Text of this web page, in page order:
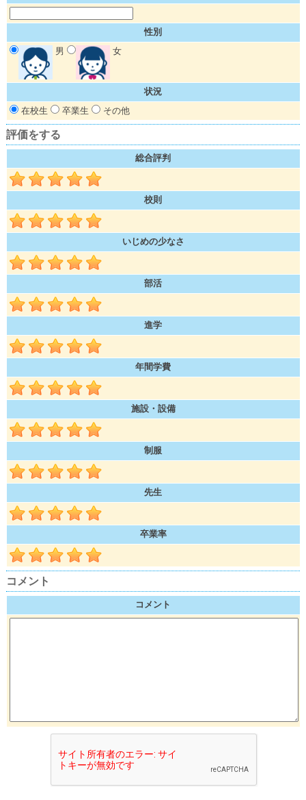
性別
男
女
状況
在校生
卒業生 その他
評価をする
総合評判
校則
いじめの少なさ
部活
進学
年間学費
施設・設備
制服
先生
卒業率
コメント
コメント